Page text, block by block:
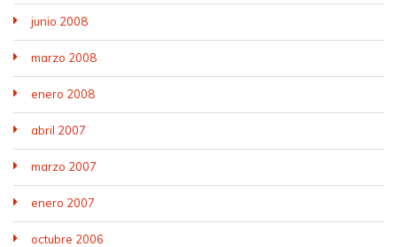
junio 2008
marzo 2008
enero 2008
abril 2007
marzo 2007
enero 2007
octubre 2006